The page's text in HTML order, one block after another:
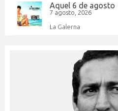
Aquel 6 de agosto
7 agosto, 2026
La Galerna